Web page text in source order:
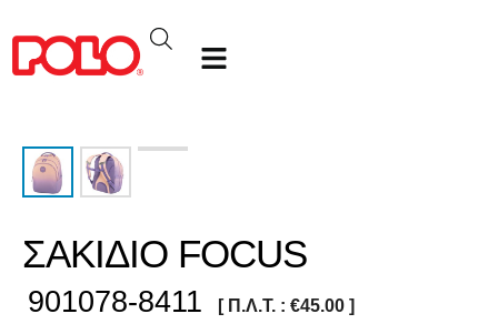
ΣΑΚΙΔΙΟ FOCUS
901078-8411 [ Π.Λ.Τ. : €45.00 ]